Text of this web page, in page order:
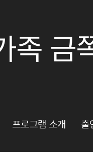
족 금
프로그램 소개 출